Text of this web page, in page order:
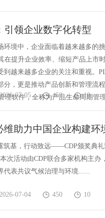
引领企业数字化转型
环境中，企业面临着越来越多的
在提升企业效率、缩短产品上市
到越来越多企业的关注和重视。
分，更是推动产品创新和管理流
理软件，全称为产品生命周期管
07-05 450 10
维助力中国企业构建环
筑基，行动致远——CDP颁奖典
次活动由CDP联合多家机构主办
代表共议气候治理与环境......
07-04 450 10
不到”为什么隔壁店铺没
天给他免费派单？